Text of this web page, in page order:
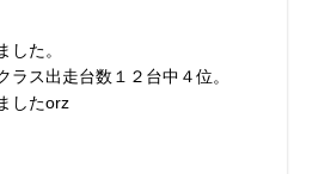
た。
ス出走台数１２台中４位。
したorz